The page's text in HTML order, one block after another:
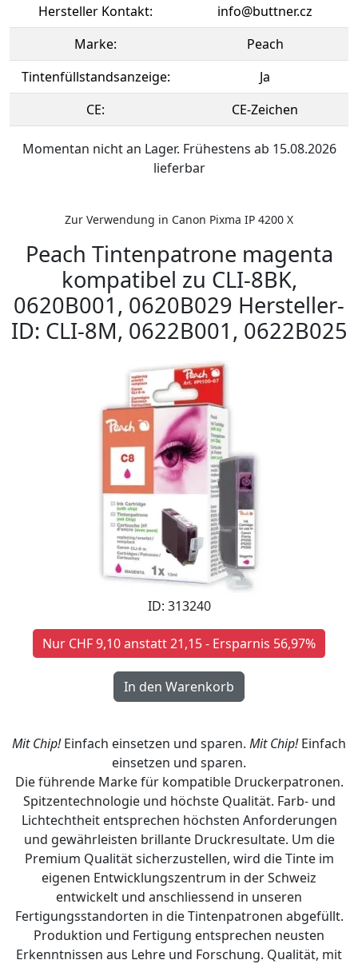
Hersteller Kontakt:
info@buttner.cz
Marke:
Peach
Tintenfüllstandsanzeige:
Ja
CE:
CE-Zeichen
Momentan nicht an Lager. Frühestens ab 15.08.2026
lieferbar
Zur Verwendung in Canon Pixma IP 4200 X
Peach Tintenpatrone magenta
kompatibel zu CLI-8BK,
0620B001, 0620B029 Hersteller-
ID: CLI-8M, 0622B001, 0622B025
ID: 313240
Nur CHF 9,10 anstatt 21,15 - Ersparnis 56,97%
Mit Chip!Einfach einsetzen und sparen. Mit Chip!Einfach
einsetzen und sparen.
Die führende Marke für kompatible Druckerpatronen.
Spitzentechnologie und höchste Qualität. Farb- und
Lichtechtheit entsprechen höchsten Anforderungen
und gewährleisten brillante Druckresultate. Um die
Premium Qualität sicherzustellen, wird die Tinte im
eigenen Entwicklungszentrum in der Schweiz
entwickelt und anschliessend in unseren
Fertigungsstandorten in die Tintenpatronen abgefüllt.
Produktion und Fertigung entsprechen neusten
Erkenntnissen aus Lehre und Forschung. Qualität, mit